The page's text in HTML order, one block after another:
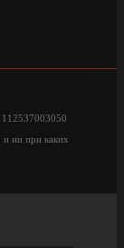
ни при каких